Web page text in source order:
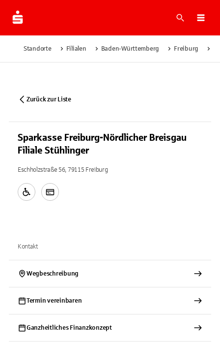
Suche
Standorte Filialen Baden-Württemberg Freiburg
Zurück zur Liste
Sparkasse Freiburg-Nördlicher Breisgau
Filiale Stühlinger
Eschholzstraße 56, 79115 Freiburg
Kontakt
Wegbeschreibung
Termin vereinbaren
Ganzheitliches Finanzkonzept